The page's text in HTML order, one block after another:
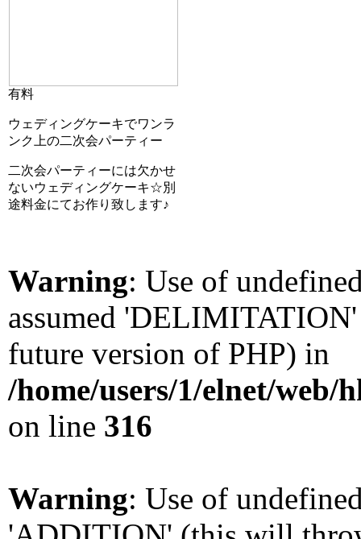
有料
ウェディングケーキでワンラ
ンク上の二次会パーティー
二次会パーティーには欠かせ
ないウェディングケーキ☆別
途料金にてお作り致します♪
Warning: Use of
assumed
future version of PHP) in
/home/users/1/elnet/web/
on line 316
Warning: Use of